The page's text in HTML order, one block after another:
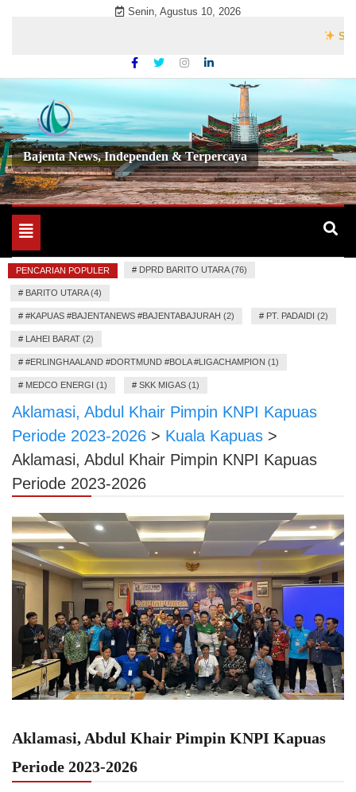
Senin, Agustus 10, 2026
Bajenta News, Independen & Terpercaya
Toggle
navigation
PENCARIAN POPULER # DPRD BARITO UTARA (76)
# BARITO UTARA (4)
# #KAPUAS #BAJENTANEWS #BAJENTABAJURAH (2) # PT. PADAIDI (2)
# LAHEI BARAT (2)
# #ERLINGHAALAND #DORTMUND #BOLA #LIGACHAMPION (1)
# MEDCO ENERGI (1) # SKK MIGAS (1)
Aklamasi, Abdul Khair Pimpin KNPI Kapuas
Periode 2023-2026 > Kuala Kapuas >
Aklamasi, Abdul Khair Pimpin KNPI Kapuas
Periode 2023-2026
Aklamasi, Abdul Khair Pimpin KNPI Kapuas
Periode 2023-2026